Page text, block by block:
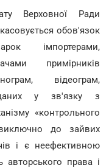
Верховної Ради
обов'язок
імпортерами,
примірників
відеограм,
у зв'язку з
«контрольного
до зайвих
і є неефективною
авторського права і